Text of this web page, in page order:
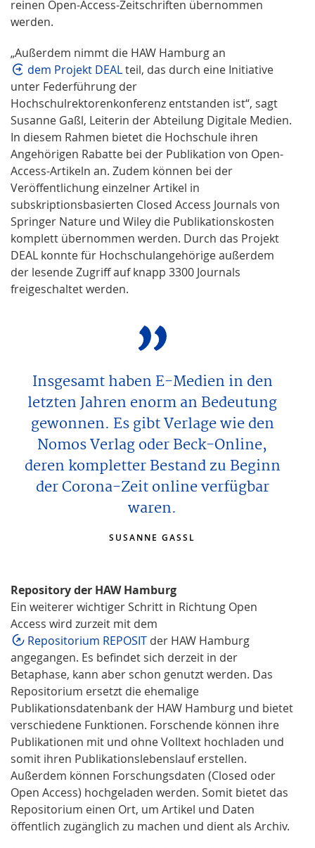
reinen Open-Access-Zeitschriften übernommen
werden.
„Außerdem nimmt die HAW Hamburg an
dem Projekt DEALteil, das durch eine Initiative
unter Federführung der
Hochschulrektorenkonferenz entstanden ist“, sagt
Susanne Gaßl, Leiterin der Abteilung Digitale Medien.
In diesem Rahmen bietet die Hochschule ihren
Angehörigen Rabatte bei der Publikation von Open-
Access-Artikeln an. Zudem können bei der
Veröffentlichung einzelner Artikel in
subskriptionsbasierten Closed Access Journals von
Springer Nature und Wiley die Publikationskosten
komplett übernommen werden. Durch das Projekt
DEAL konnte für Hochschulangehörige außerdem
der lesende Zugriff auf knapp 3300 Journals
freigeschaltet werden.
Insgesamt haben E-Medien in den
letzten Jahren enorm an Bedeutung
gewonnen. Es gibt Verlage wie den
Nomos Verlag oder Beck-Online,
deren kompletter Bestand zu Beginn
der Corona-Zeit online verfügbar
waren.
SUSANNE GASSL
Repository der HAW Hamburg
Ein weiterer wichtiger Schritt in Richtung Open
Access wird zurzeit mit dem
Repositorium REPOSIT der HAW Hamburg
angegangen. Es befindet sich derzeit in der
Betaphase, kann aber schon genutzt werden. Das
Repositorium ersetzt die ehemalige
Publikationsdatenbank der HAW Hamburg und bietet
verschiedene Funktionen. Forschende können ihre
Publikationen mit und ohne Volltext hochladen und
somit ihren Publikationslebenslauf erstellen.
Außerdem können Forschungsdaten (Closed oder
Open Access) hochgeladen werden. Somit bietet das
Repositorium einen Ort, um Artikel und Daten
öffentlich zugänglich zu machen und dient als Archiv.